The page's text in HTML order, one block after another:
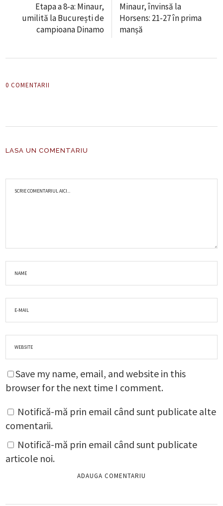
Etapa a 8-a: Minaur,
umilită la București de
campioana Dinamo
Minaur, învinsă la
Horsens: 21-27 în prima
manșă
0 COMENTARII
LASA UN COMENTARIU
Save my name, email, and website in this
browser for the next time I comment.
Notifică-mă prin email când sunt publicate alte
comentarii.
Notifică-mă prin email când sunt publicate
articole noi.